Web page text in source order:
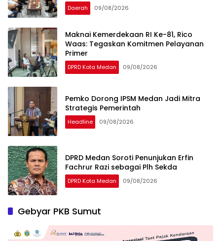
Daerah 09/08/2026
Maknai Kemerdekaan RI Ke-81, Rico
Waas: Tegaskan Komitmen Pelayanan
Primer
DPRD Kota Medan 09/08/2026
Pemko Dorong IPSM Medan Jadi Mitra
Strategis Pemerintah
Headline 09/08/2026
DPRD Medan Soroti Penunjukan Erfin
Fachrur Razi sebagai Plh Sekda
DPRD Kota Medan 09/08/2026
Gebyar PKB Sumut